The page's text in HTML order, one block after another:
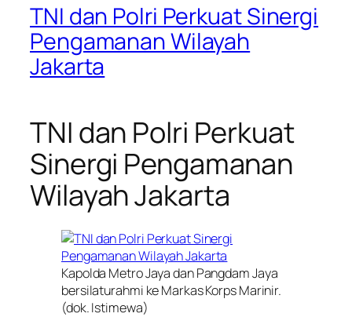
TNI dan Polri Perkuat Sinergi
Pengamanan Wilayah
Jakarta
TNI dan Polri Perkuat
Sinergi Pengamanan
Wilayah Jakarta
Kapolda Metro Jaya dan Pangdam Jaya
bersilaturahmi ke Markas Korps Marinir.
(dok. Istimewa)